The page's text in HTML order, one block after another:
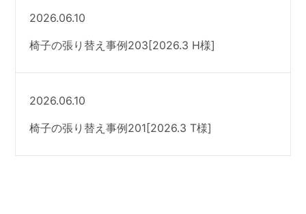
2026.06.10
椅子の張り替え事例203[2026.3 H様]
2026.06.10
椅子の張り替え事例201[2026.3 T様]